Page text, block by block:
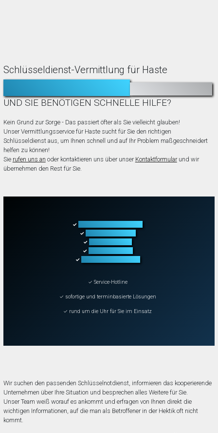
Schlüsseldienst-Vermittlung für Haste
TÜR ZUGEFALLEN?
UND SIE BENÖTIGEN SCHNELLE HILFE?
Kein Grund zur Sorge - Das passiert öfter als Sie vielleicht glauben!
Unser Vermittlungsservice für Haste sucht für Sie den richtigen
Schlüsseldienst aus, um Ihnen schnell und auf Ihr Problem maßgeschneidert
helfen zu können!
Sie rufen uns an oder kontaktieren uns über unser Kontaktformularund wir
übernehmen den Rest für Sie.
✓
✓
✓
✓
✓
✓ Service-Hotline
✓ sofortige und terminbasierte Lösungen
✓ rund um die Uhr für Sie im Einsatz
Wir suchen den passenden Schlüsselnotdienst, informieren das kooperierende
Unternehmen über Ihre Situation und besprechen alles Weitere für Sie.
Unser Team weiß worauf es ankommt und erfragen von Ihnen direkt die
wichtigen Informationen, auf die man als Betroffener in der Hektik oft nicht
kommt.